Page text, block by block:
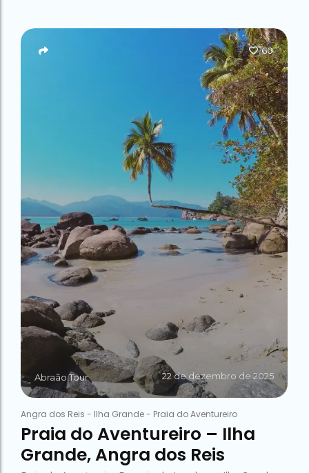
Abraão Tour 22 de dezembro de 2025
60
Angra dos Reis - Ilha Grande- Praia do Aventureiro
Praia do Aventureiro – Ilha
Grande, Angra dos Reis